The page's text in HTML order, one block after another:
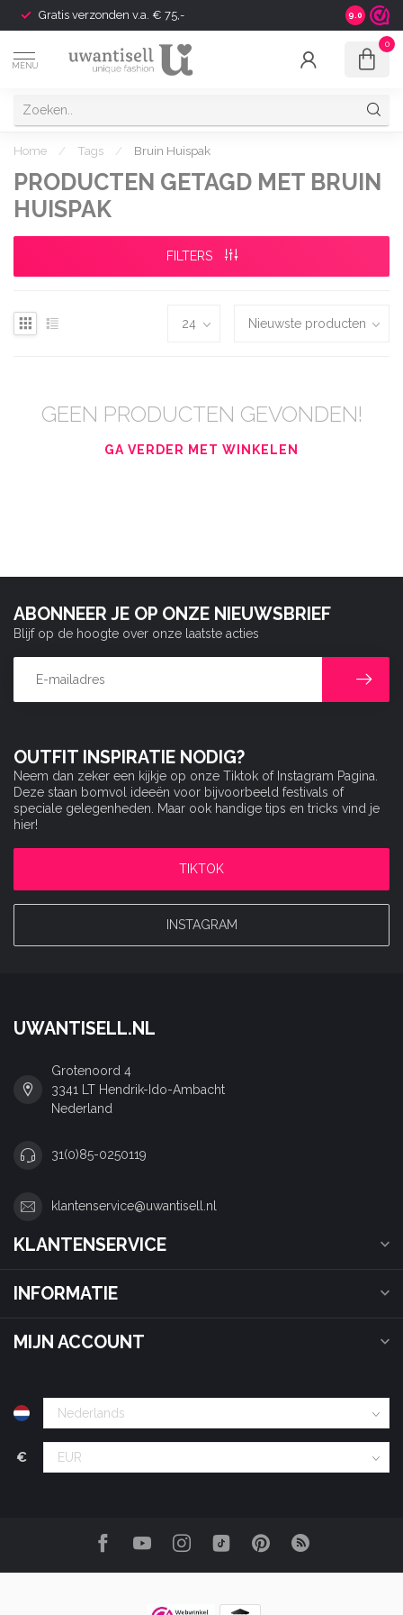
Gratis verzonden v.a. € 75,- Shipping
9.0
MENU
0
Home / Tags / Bruin Huispak
PRODUCTEN GETAGD MET BRUIN
HUISPAK
FILTERS
GEEN PRODUCTEN GEVONDEN!
GA VERDER MET WINKELEN
OUTFIT INSPIRATIE NODIG?
Neem dan zeker een kijkje op onze Tiktok of Instagram Pagina.
Deze staan bomvol ideeën voor bijvoorbeeld festivals of
speciale gelegenheden. Maar ook handige tips en tricks vind je
hier!
TIKTOK
INSTAGRAM
ABONNEER JE OP ONZE NIEUWSBRIEF
Blijf op de hoogte over onze laatste acties
UWANTISELL.NL
Grotenoord 4
3341 LT Hendrik-Ido-Ambacht
Nederland
31(0)85-0250119
klantenservice@uwantisell.nl
KLANTENSERVICE
INFORMATIE
MIJN ACCOUNT
€